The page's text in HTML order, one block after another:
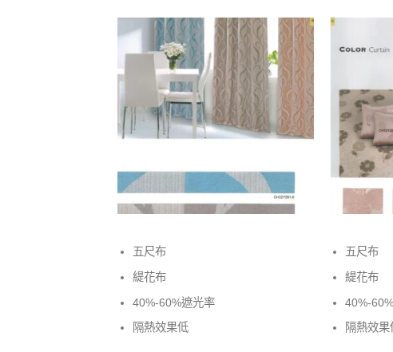
五尺布
緹花布
40%-60%遮光率
隔熱效果低
五尺布
緹花布
40%-
隔熱效果